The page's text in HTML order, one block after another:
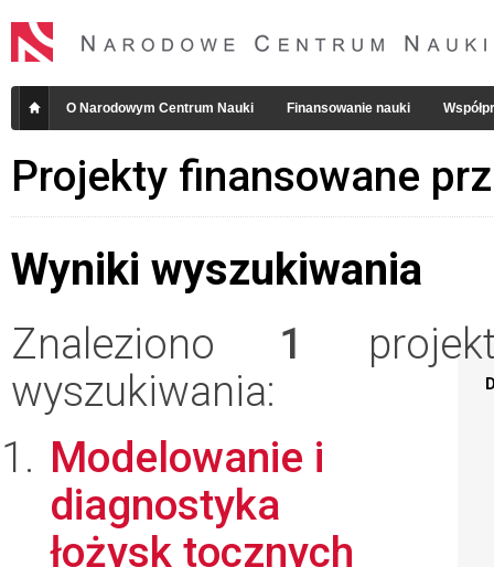
O Narodowym Centrum Nauki Finansowanie nauki
Projekty finansowane
Wyniki wyszukiwania
Znaleziono 1
wyszukiwania:
Modelowanie i
diagnostyka
łożysk tocznych